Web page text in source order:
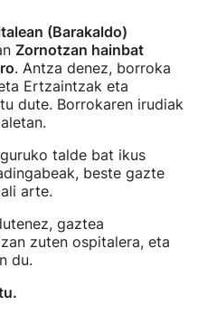
(Barakaldo)
Zornotzan hainbat
. Antza denez, borroka
Ertzaintzak eta
dute. Borrokaren irudiak
talde bat ikus
beste gazte
arte.
gaztea
zuten ospitalera, eta
du.